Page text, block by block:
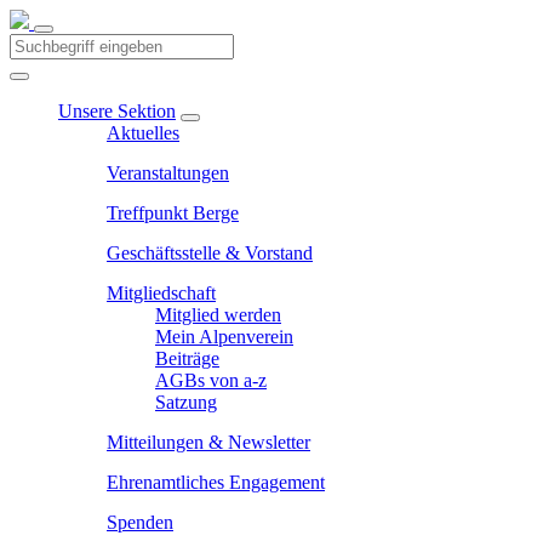
Unsere Sektion
Aktuelles
Veranstaltungen
Treffpunkt Berge
Geschäftsstelle & Vorstand
Mitgliedschaft
Mitglied werden
Mein Alpenverein
Beiträge
AGBs von a-z
Satzung
Mitteilungen & Newsletter
Ehrenamtliches Engagement
Spenden